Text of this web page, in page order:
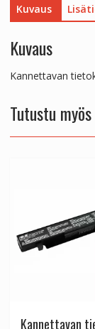
Kuvaus
Kuvaus
Kannettavan
Tutustu myös
Kannettavan